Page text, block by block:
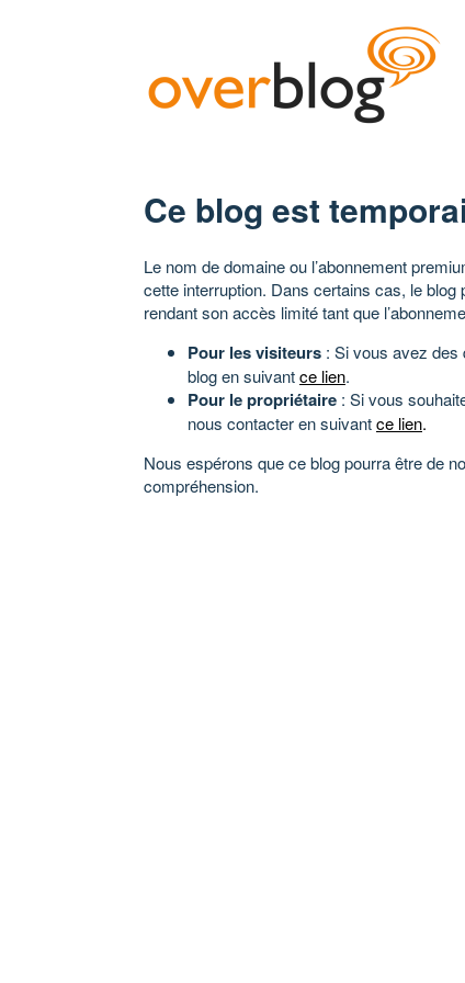
Ce blog est
Le nom de domaine ou l’abonnement
cette interruption. Dans certains cas, le
rendant son accès limité tant que
Pour les visiteurs : Si vous avez des
blog en suivantce lien.
Pour le propriétaire : Si vous
nous contacter en suivantce lien.
Nous espérons que ce blog pourra être de
compréhension.